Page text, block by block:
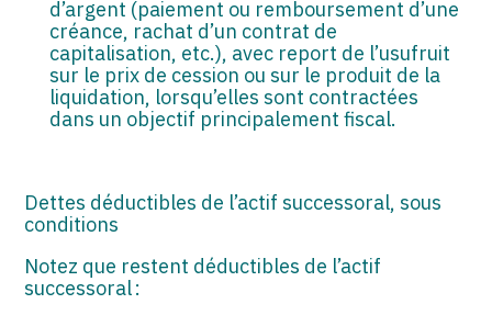
d’argent (paiement ou remboursement d’une
créance, rachat d’un contrat de
capitalisation, etc.), avec report de l’usufruit
sur le prix de cession ou sur le produit de la
liquidation, lorsqu’elles sont contractées
dans un objectif principalement fiscal.
Dettes déductibles de l’actif successoral, sous
conditions
Notez que restent déductibles de l’actif
successoral :